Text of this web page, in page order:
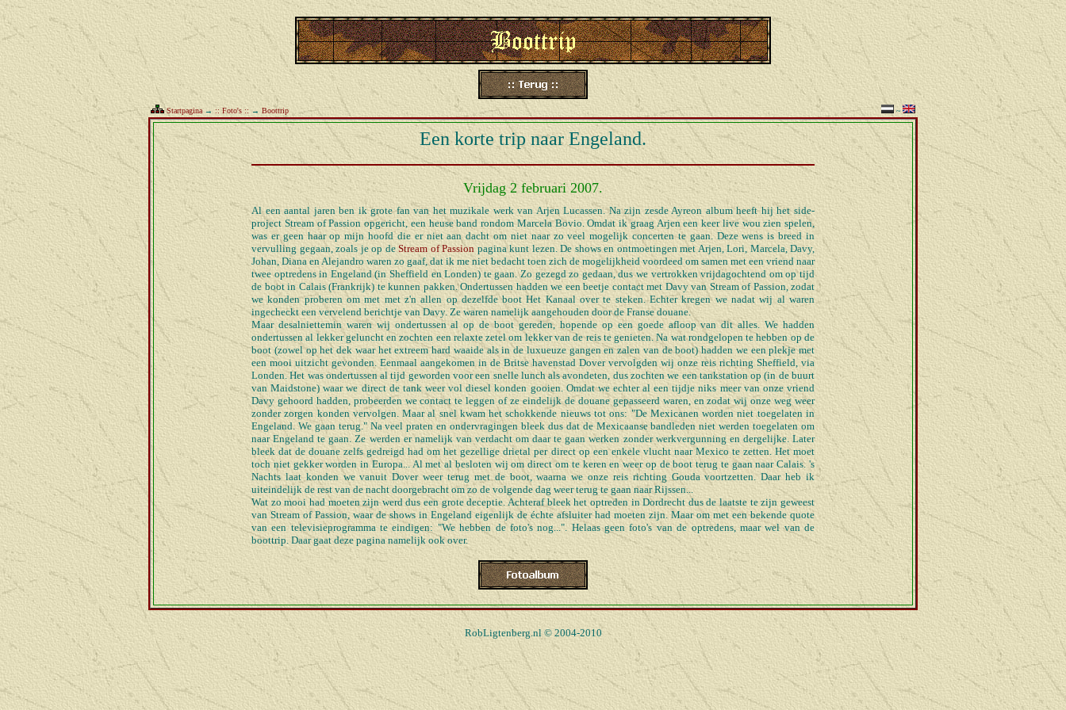
Startpagina → :: Foto's :: → Boottrip ~
Een korte trip naar Engeland.
Vrijdag 2 februari 2007.
Al een aantal jaren ben ik grote fan van het muzikale werk van Arjen Lucassen. Na zijn zesde Ayreon album heeft hij het side-
project Stream of Passion opgericht, een heuse band rondom Marcela Bovio. Omdat ik graag Arjen een keer live wou zien spelen,
was er geen haar op mijn hoofd die er niet aan dacht om niet naar zo veel mogelijk concerten te gaan. Deze wens is breed in
vervulling gegaan, zoals je op de Stream of Passion pagina kunt lezen. De shows en ontmoetingen met Arjen, Lori, Marcela, Davy,
Johan, Diana en Alejandro waren zo gaaf, dat ik me niet bedacht toen zich de mogelijkheid voordeed om samen met een vriend naar
twee optredens in Engeland (in Sheffield en Londen) te gaan. Zo gezegd zo gedaan, dus we vertrokken vrijdagochtend om op tijd
de boot in Calais (Frankrijk) te kunnen pakken. Ondertussen hadden we een beetje contact met Davy van Stream of Passion, zodat
we konden proberen om met met z'n allen op dezelfde boot Het Kanaal over te steken. Echter kregen we nadat wij al waren
ingecheckt een vervelend berichtje van Davy. Ze waren namelijk aangehouden door de Franse douane.
Maar desalniettemin waren wij ondertussen al op de boot gereden, hopende op een goede afloop van dit alles. We hadden
ondertussen al lekker geluncht en zochten een relaxte zetel om lekker van de reis te genieten. Na wat rondgelopen te hebben op de
boot (zowel op het dek waar het extreem hard waaide als in de luxueuze gangen en zalen van de boot) hadden we een plekje met
een mooi uitzicht gevonden. Eenmaal aangekomen in de Britse havenstad Dover vervolgden wij onze reis richting Sheffield, via
Londen. Het was ondertussen al tijd geworden voor een snelle lunch als avondeten, dus zochten we een tankstation op (in de buurt
van Maidstone) waar we direct de tank weer vol diesel konden gooien. Omdat we echter al een tijdje niks meer van onze vriend
Davy gehoord hadden, probeerden we contact te leggen of ze eindelijk de douane gepasseerd waren, en zodat wij onze weg weer
zonder zorgen konden vervolgen. Maar al snel kwam het schokkende nieuws tot ons: "De Mexicanen worden niet toegelaten in
Engeland. We gaan terug." Na veel praten en ondervragingen bleek dus dat de Mexicaanse bandleden niet werden toegelaten om
naar Engeland te gaan. Ze werden er namelijk van verdacht om daar te gaan werken zonder werkvergunning en dergelijke. Later
bleek dat de douane zelfs gedreigd had om het gezellige drietal per direct op een enkele vlucht naar Mexico te zetten. Het moet
toch niet gekker worden in Europa... Al met al besloten wij om direct om te keren en weer op de boot terug te gaan naar Calais. 's
Nachts laat konden we vanuit Dover weer terug met de boot, waarna we onze reis richting Gouda voortzetten. Daar heb ik
uiteindelijk de rest van de nacht doorgebracht om zo de volgende dag weer terug te gaan naar Rijssen...
Wat zo mooi had moeten zijn werd dus een grote deceptie. Achteraf bleek het optreden in Dordrecht dus de laatste te zijn geweest
van Stream of Passion, waar de shows in Engeland eigenlijk de échte afsluiter had moeten zijn. Maar om met een bekende quote
van een televisieprogramma te eindigen: "We hebben de foto's nog...". Helaas geen foto's van de optredens, maar wel van de
boottrip. Daar gaat deze pagina namelijk ook over.
RobLigtenberg.nl © 2004-2010